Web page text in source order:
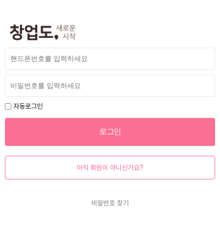
자동로그인
아직 회원이 아니신가요?
비밀번호 찾기